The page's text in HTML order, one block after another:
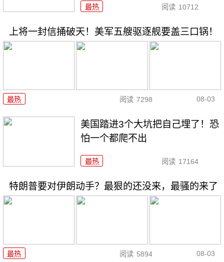
最热 阅读 10712
上将一封信捅破天！美军五艘驱逐舰要盖三口锅！
最热 阅读 7298 08-03
美国踏进3个大坑把自己埋了！恐
怕一个都爬不出
最热 阅读 17164
特朗普要对伊朗动手？最狠的还没来，最骚的来了
最热 阅读 5894 08-03